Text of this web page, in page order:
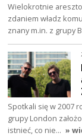
Wielokrotnie
zdaniem władz
znany m.in. z grupy
Spotkali się w 2007
grupy London
istnieć, co nie… »